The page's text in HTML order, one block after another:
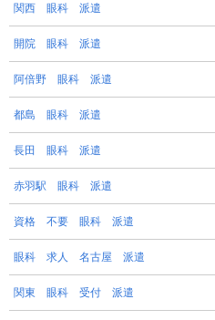
関西 眼科 派遣
開院 眼科 派遣
阿倍野 眼科 派遣
都島 眼科 派遣
長田 眼科 派遣
赤羽駅 眼科 派遣
資格 不要 眼科 派遣
眼科 求人 名古屋 派遣
関東 眼科 受付 派遣